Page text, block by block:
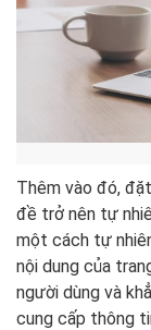
Thêm vào đó,
đề trở nên tự
một cách tự
nội dung của
người dùng và
cung cấp thông